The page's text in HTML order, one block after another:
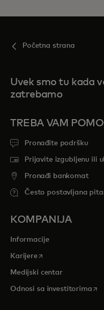
Početna strana
Uvek smo tu kada
zatrebamo
TREBA VAM
Pronađite podršku
Prijavite izgubljenu ili
Pronađi bankomat
Često postavljana
KOMPANIJA
Informacije
Karijereopens in a new tab
Medijski centar
Odnosi sa investitorima